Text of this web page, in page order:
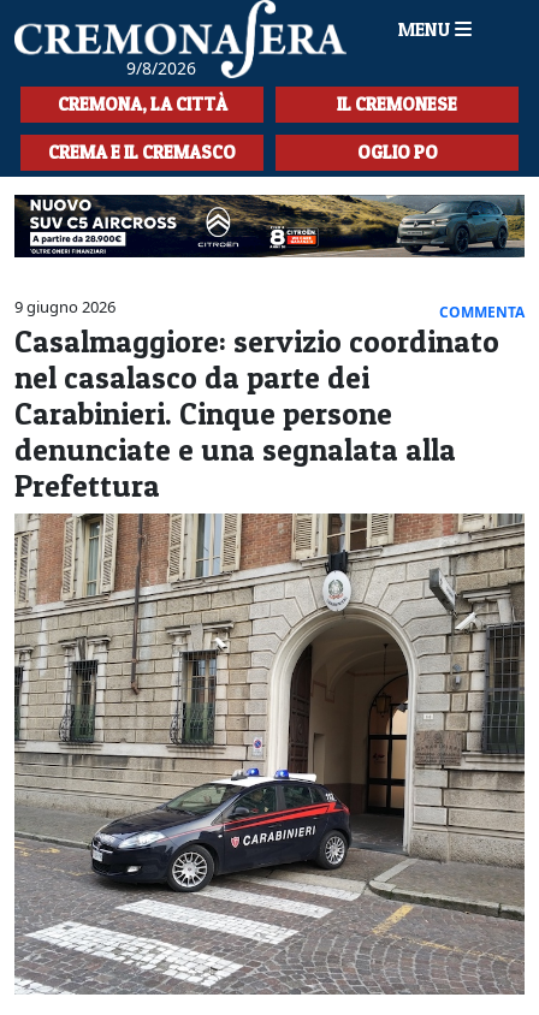
9/8/2026
MENU
HOME
CRONACA
SPORT
LA MUSICA
CULTURA
LA STORIA
SPETTACOLI
L'EDITORIALE
SEZIONI
CERCA
CREMONA, LA CITTÀ IL CREMONESE
CREMA E IL CREMASCO OGLIO PO
9 giugno 2026 COMMENTA
Casalmaggiore: servizio coordinato
nel casalasco da parte dei
Carabinieri. Cinque persone
denunciate e una segnalata alla
Prefettura